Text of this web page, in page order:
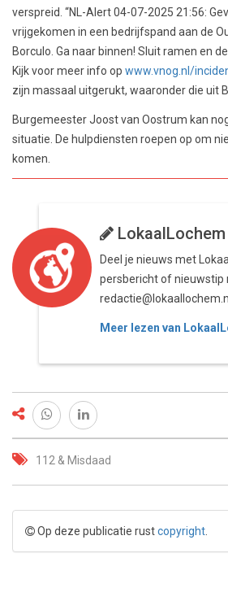
verspreid. “NL-Alert 04-07-2025 21:56:
vrijgekomen in een bedrijfspand aan de
Borculo. Ga naar binnen! Sluit ramen en
Kijk voor meer info op www.vnog.nl/
zijn massaal uitgerukt, waaronder die uit
Burgemeester Joost van Oostrum kan
situatie. De hulpdiensten roepen op om
komen.
LokaalLochem
Deel je nieuws met
persbericht of nieuwstip
redactie@lokaallochem.nl.
Meer lezen van
112 & Misdaad
Op deze publicatie rustcopyright